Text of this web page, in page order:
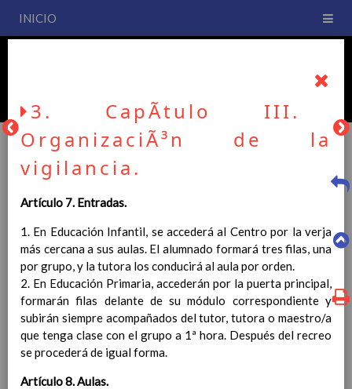
INICIO
CEIP San Fernando
PLAN DE CENTRO
La entrada en vigor del Real Decreto 126/2014, de 28 de
febrero, por el que se establece el currículo básico de la
Educación Primaria, se ha hecho necesario la revisión y
adecuación de nuestro Plan de Centro a esta normativa, el cual
usted podrá consultar desde este sitio web.
Esperamos que sea de su interés.
3. CapÃ­tulo III.
OrganizaciÃ³n de la
vigilancia.
Artículo 7. Entradas.
1. En Educación Infantil, se accederá al Centro por la verja
más cercana a sus aulas. El alumnado formará tres filas, una
por grupo, y la tutora los conducirá al aula por orden.
2. En Educación Primaria, accederán por la puerta principal,
formarán filas delante de su módulo correspondiente y
subirán siempre acompañados del tutor, tutora o maestro/a
que tenga clase con el grupo a 1ª hora. Después del recreo
se procederá de igual forma.
Artículo 8. Aulas.